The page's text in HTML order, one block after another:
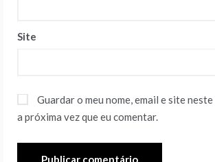
Site
Guardar o meu nome, email e site
a próxima vez que eu comentar.